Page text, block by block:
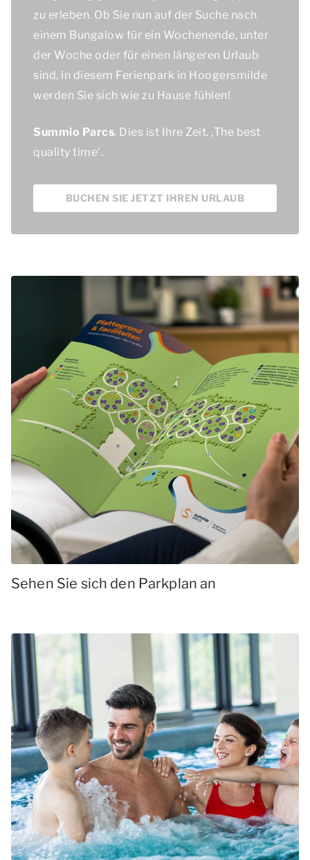
zu erleben. Ob Sie nun auf der Suche nach
einem Bungalow für ein Wochenende, unter
der Woche oder für einen längeren Urlaub
sind, in diesem Ferienpark in Hoogersmilde
werden Sie sich wie zu Hause fühlen!
Summio Parcs. Dies ist Ihre Zeit. ,The best
quality time'.
BUCHEN SIE JETZT IHREN URLAUB
Sehen Sie sich den Parkplan an